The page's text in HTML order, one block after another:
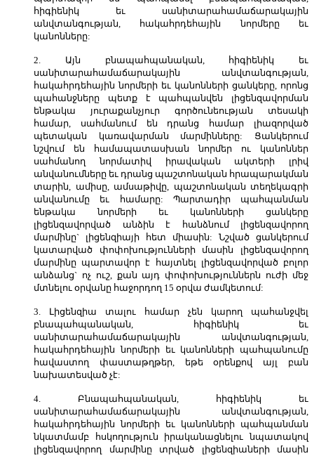
հիգիենիկ եւ սանիտարահամաճարակային
անվտանգության, հակահրդեհային նորմերը եւ
կանոնները:
2. Այն բնապահպանական, հիգիենիկ եւ
սանիտարահամաճարակային անվտանգության,
հակահրդեհային նորմերի եւ կանոնների ցանկերը, որոնց
պահանջները պետք է պահպանվեն լիցենզավորման
ենթակա յուրաքանչյուր գործունեության տեսակի
համար, սահմանում են դրանց համար լիազորված
պետական կառավարման մարմինները: Ցանկերում
նշվում են համապատասխան նորմեր ու կանոններ
սահմանող նորմատիվ իրավական ակտերի լրիվ
անվանումները եւ դրանց պաշտոնական հրապարակման
տարին, ամիսը, ամսաթիվը, պաշտոնական տեղեկագրի
անվանումը եւ համարը: Պարտադիր պահպանման
ենթակա նորմերի եւ կանոնների ցանկերը
լիցենզավորված անձին է հանձնում լիցենզավորող
մարմինը` լիցենզիայի հետ միասին: Նշված ցանկերում
կատարված փոփոխությունների մասին լիցենզավորող
մարմինը պարտավոր է հայտնել լիցենզավորված բոլոր
անձանց` ոչ ուշ, քան այդ փոփոխություններն ուժի մեջ
մտնելու օրվանը հաջորդող 15 օրվա ժամկետում:
3. Լիցենզիա տալու համար չեն կարող պահանջվել
բնապահպանական, հիգիենիկ եւ
սանիտարահամաճարակային անվտանգության,
հակահրդեհային նորմերի եւ կանոնների պահպանումը
հավաստող փաստաթղթեր, եթե օրենքով այլ բան
նախատեսված չէ:
4. Բնապահպանական, հիգիենիկ եւ
սանիտարահամաճարակային անվտանգության,
հակահրդեհային նորմերի եւ կանոնների պահպանման
նկատմամբ հսկողություն իրականացնելու նպատակով
լիցենզավորող մարմինը տրված լիցենզիաների մասին